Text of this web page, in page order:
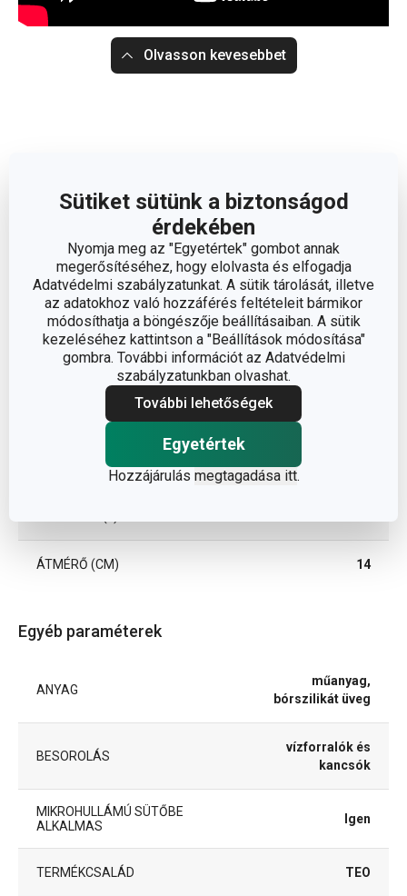
Sütiket sütünk a biztonságod
érdekében
Nyomja meg az "Egyetértek" gombot annak
megerősítéséhez, hogy elolvasta és elfogadja
Adatvédelmi szabályzatunkat. A sütik tárolását, illetve
az adatokhoz való hozzáférés feltételeit bármikor
módosíthatja a böngészője beállításaiban. A sütik
kezeléséhez kattintson a "Beállítások módosítása"
gombra. További információt az Adatvédelmi
szabályzatunkban olvashat.
További lehetőségek
Egyetértek
Hozzájárulás megtagadása itt.
Olvasson kevesebbet
A TERMÉK MAGASSÁGA (CM)
ÁTMÉRŐ (CM) 14
Egyéb paraméterek
ANYAG
műanyag,
bórszilikát üveg
BESOROLÁS
vízforralók és
kancsók
MIKROHULLÁMÚ SÜTŐBE
ALKALMAS
Igen
TERMÉKCSALÁD TEO